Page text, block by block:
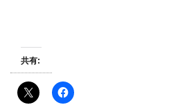
共有: